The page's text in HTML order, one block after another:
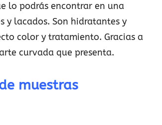
lo podrás encontrar en una
y lacados. Son hidratantes y
color y tratamiento. Gracias a
curvada que presenta.
muestras